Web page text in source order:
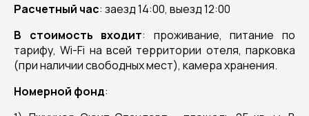
Расчетный час: заезд 14:00, выезд 12:00
В стоимость входит: проживание, питание по
тарифу, Wi-Fi на всей территории отеля, парковка
(при наличии свободных мест), камера хранения.
Номерной фонд: